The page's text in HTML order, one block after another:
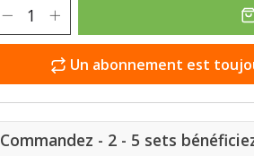
Un abonnement est
Commandez - 2 - 5 sets